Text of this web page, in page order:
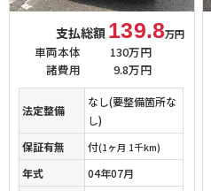
支払総額 139.8万円
車両本体
130万円
諸費用
9.8万円
法定整備
なし(要整備箇所な
し)
保証有無
付(1ヶ月 1千km)
年式
04年07月